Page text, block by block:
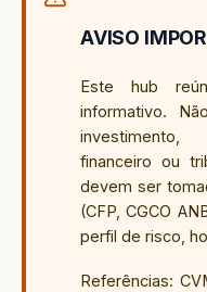
AVISO
Este hub
informativo.
investimento,
financeiro ou
devem ser
(CFP, CGCO
perfil de risco,
Referências: